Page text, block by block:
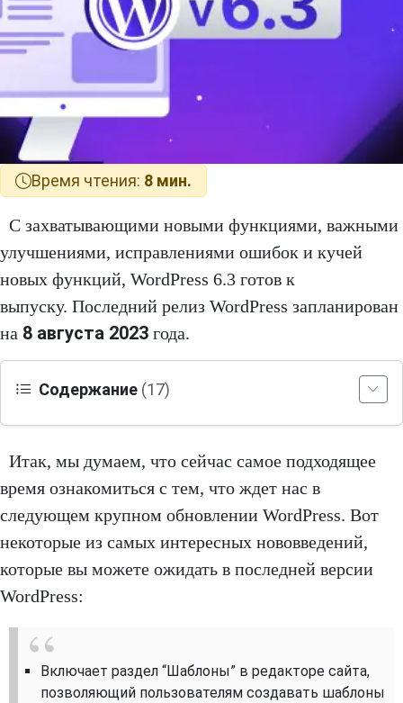
Время чтения: 8 мин.
С захватывающими новыми функциями, важными
улучшениями, исправлениями ошибок и кучей
новых функций, WordPress 6.3 готов к
выпуску. Последний релиз WordPress запланирован
на 8 августа 2023 года.
Содержание (17)
Итак, мы думаем, что сейчас самое подходящее
время ознакомиться с тем, что ждет нас в
следующем крупном обновлении WordPress. Вот
некоторые из самых интересных нововведений,
которые вы можете ожидать в последней версии
WordPress:
Включает раздел “Шаблоны” в редакторе сайта,
позволяющий пользователям создавать шаблоны